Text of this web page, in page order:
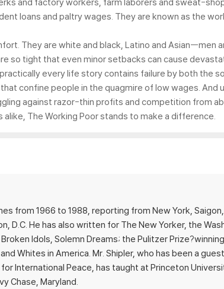
loans and paltry wages. They are known as the
They are white and black, Latino and Asian--men
so tight that even minor setbacks can cause
every life story contains failure by both the
confine people in the quagmire of low wages.
against razor-thin profits and competition from
The Working Poor stands to make a difference.
from 1966 to 1988, reporting from New York,
D.C. He has also written for The New Yorker, the
Idols, Solemn Dreams; the Pulitzer
Whites in America. Mr. Shipler, who has been a
International Peace, has taught at Princeton
Chase, Maryland.